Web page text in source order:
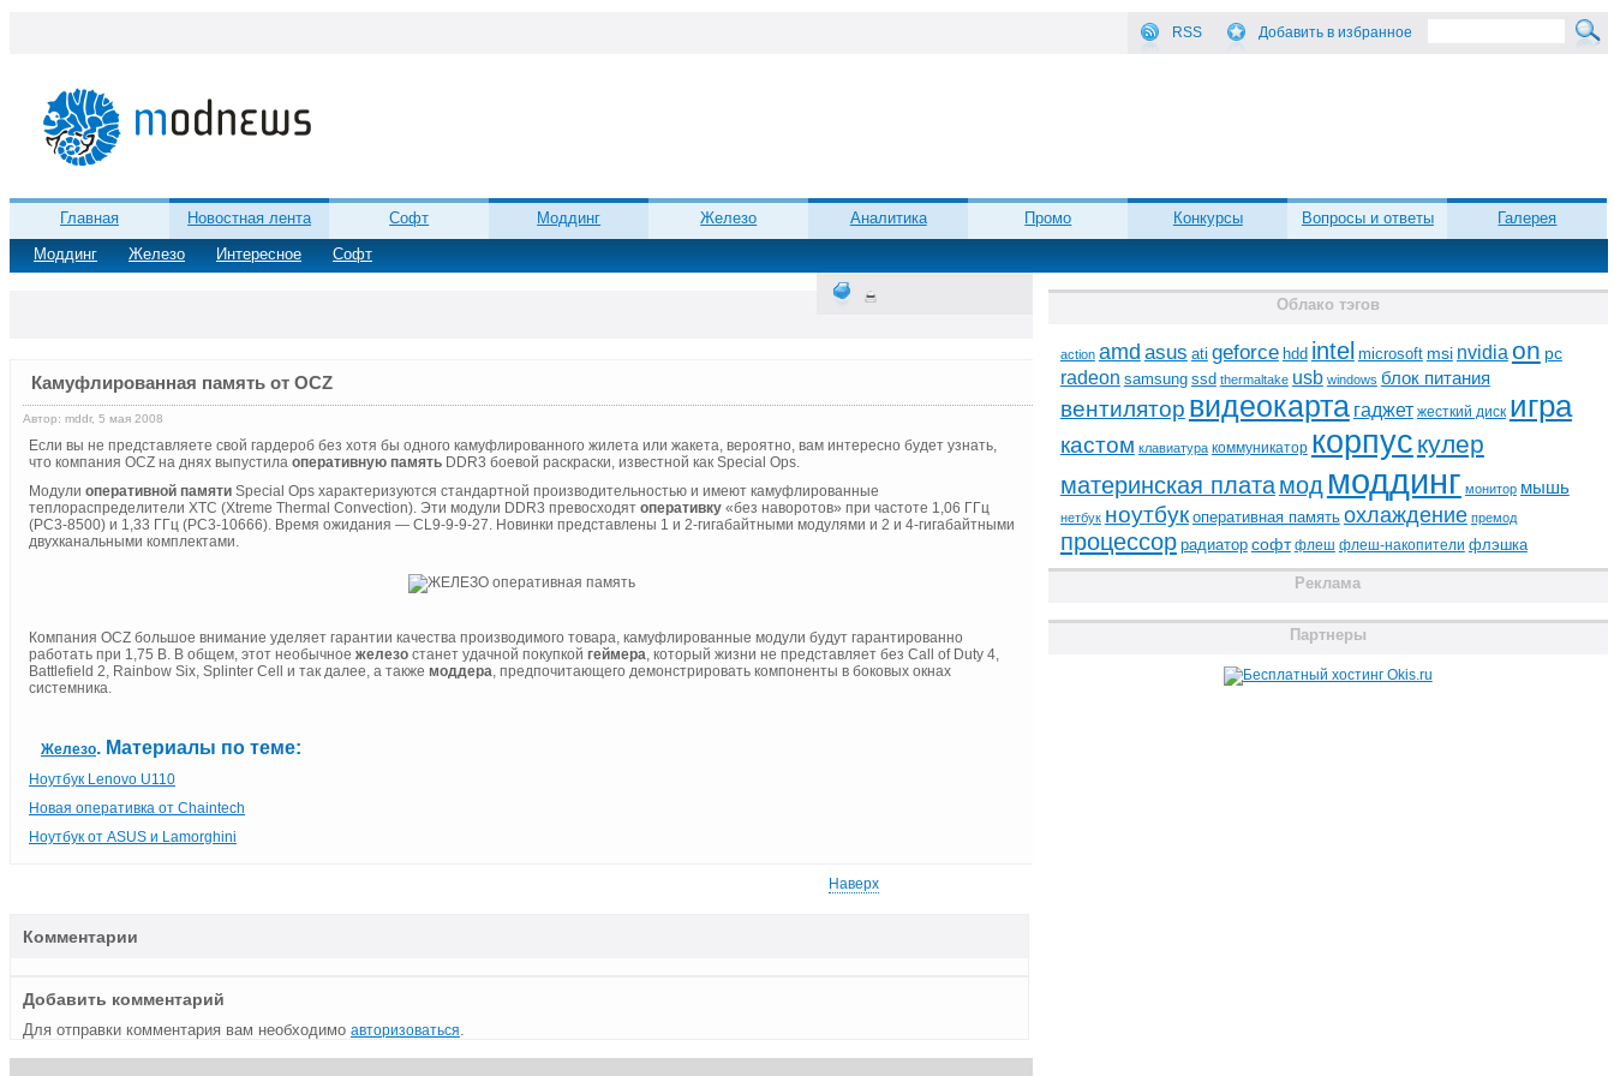
RSS Добавить в избранное
Главная
Новостная лента
Моддинг
Железо Интересное Софт
Софт Моддинг Железо Аналитика Промо Конкурсы Вопросы и ответы Галерея
Камуфлированная память от OCZ
Автор: mddr, 5 мая 2008
Если вы не представляете свой гардероб без хотя бы одного камуфлированного жилета или жакета, вероятно, вам интересно будет узнать,
что компания OCZ на днях выпустила оперативную память DDR3 боевой раскраски, известной как Special Ops.
Модули оперативной памяти Special Ops характеризуются стандартной производительностью и имеют камуфлированные
теплораспределители XTC (Xtreme Thermal Convection). Эти модули DDR3 превосходят оперативку «без наворотов» при частоте 1,06 ГГц
(PC3-8500) и 1,33 ГГц (PC3-10666). Время ожидания — CL9-9-9-27. Новинки представлены 1 и 2-гигабайтными модулями и 2 и 4-гигабайтными
двухканальными комплектами.
Компания OCZ большое внимание уделяет гарантии качества производимого товара, камуфлированные модули будут гарантированно
работать при 1,75 В. В общем, этот необычное железо станет удачной покупкой геймера, который жизни не представляет без Call of Duty 4,
Battlefield 2, Rainbow Six, Splinter Cell и так далее, а также моддера, предпочитающего демонстрировать компоненты в боковых окнах
системника.
Железо. Материалы по теме:
Ноутбук Lenovo U110
Новая оперативка от Chaintech
Ноутбук от ASUS и Lamorghini
Наверх
Комментарии
Добавить комментарий
Для отправки комментария вам необходимо авторизоваться
Облако тэгов
action amd asus ati geforce hdd intel microsoft msi nvidia on pc
radeon samsung ssd thermaltake usb windows блок питания
вентилятор видеокарта гаджет жесткий диск игра
кастом клавиатура коммуникатор корпус кулер
материнская платамод моддинг монитор мышь
нетбук ноутбук оперативная память охлаждение премод
процессор радиатор софт флеш флеш-накопители флэшка
Реклама
Партнеры